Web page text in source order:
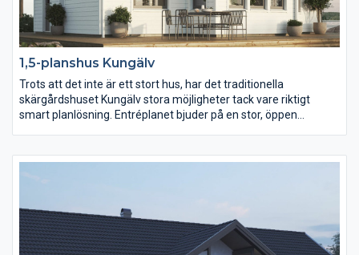
1,5-planshus Kungälv
Trots att det inte är ett stort hus, har det traditionella
skärgårdshuset Kungälv stora möjligheter tack vare riktigt
smart planlösning. Entréplanet bjuder på en stor, öppen
huset. Vidare en välplanerad tvättstuga med bra arbetsyta. På